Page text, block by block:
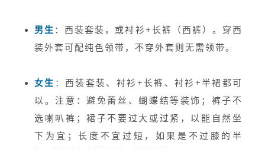
男生 ：西装套装，或衬衫+长裤（西裤）。穿西
装外套可配纯色领带，不穿外套则无需领带。
女生 ：西装套装、衬衫+长裤、衬衫+半裙都可
以。注意：避免蕾丝、蝴蝶结等装饰；裤子不
选喇叭裤；裙子不要过大或过紧，以能自然坐
下为宜；长度不宜过短，如果是不过膝的半